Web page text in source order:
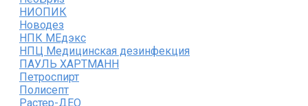
НИОПИК
Новодез
НПК МЕдэкс
НПЦ Медицинская дезинфекция
ПАУЛЬ ХАРТМАНН
Петроспирт
Полисепт
Растер-ДЕО